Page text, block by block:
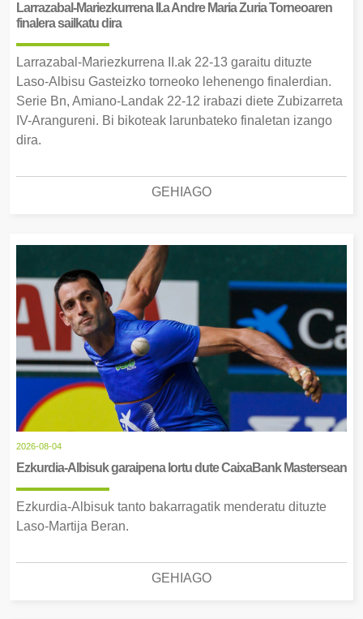
Larrazabal-Mariezkurrena II.a Andre Maria Zuria Torneoaren
finalera sailkatu dira
Larrazabal-Mariezkurrena II.ak 22-13 garaitu dituzte
Laso-Albisu Gasteizko torneoko lehenengo finalerdian.
Serie Bn, Amiano-Landak 22-12 irabazi diete Zubizarreta
IV-Arangureni. Bi bikoteak larunbateko finaletan izango
dira.
GEHIAGO
2026-08-04
Ezkurdia-Albisuk garaipena lortu dute CaixaBank Mastersean
Ezkurdia-Albisuk tanto bakarragatik menderatu dituzte
Laso-Martija Beran.
GEHIAGO